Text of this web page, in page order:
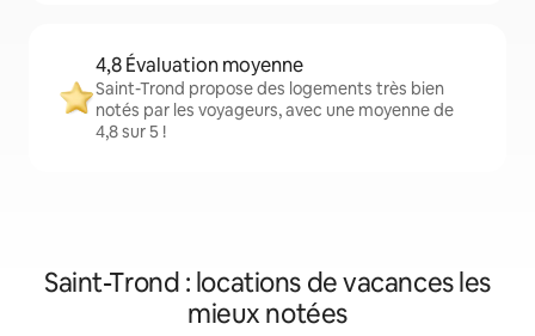
4,8 Évaluation moyenne
Saint-Trond propose des logements très bien
notés par les voyageurs, avec une moyenne de
4,8 sur 5 !
Saint-Trond : locations de vacances les
mieux notées